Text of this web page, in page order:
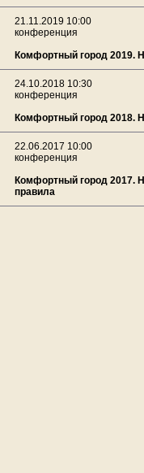
21.11.2019 10:00
конференция
Комфортный город 2019.
24.10.2018 10:30
конференция
Комфортный город 2018.
22.06.2017 10:00
конференция
Комфортный город 2017.
правила